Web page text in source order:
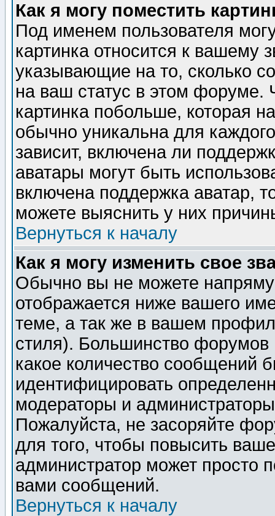
Как я могу поместить
Под именем пользователя
картинка относится к вашему
указывающие на то, сколько
на ваш статус в этом форуме.
картинка побольше, которая
обычно уникальна для
зависит, включена ли
аватары могут быть
включена поддержка аватар,
можете выяснить у них
Вернуться к началу
Как я могу изменить свое
Обычно вы не можете
отображается ниже вашего
теме, а так же в вашем
стиля). Большинство форумов
какое количество сообщений
идентифицировать
модераторы и
Пожалуйста, не засоряйте
для того, чтобы повысить
администратор может просто
вами сообщений.
Вернуться к началу